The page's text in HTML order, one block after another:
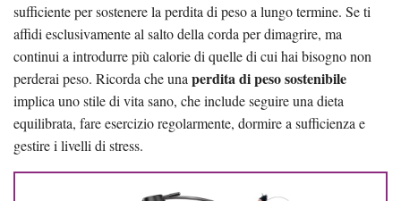
sufficiente per sostenere la perdita di peso a lungo termine. Se ti
affidi esclusivamente al salto della corda per dimagrire, ma
continui a introdurre più calorie di quelle di cui hai bisogno non
perderai peso. Ricorda che una perdita di peso sostenibile
implica uno stile di vita sano, che include seguire una dieta
equilibrata, fare esercizio regolarmente, dormire a sufficienza e
gestire i livelli di stress.